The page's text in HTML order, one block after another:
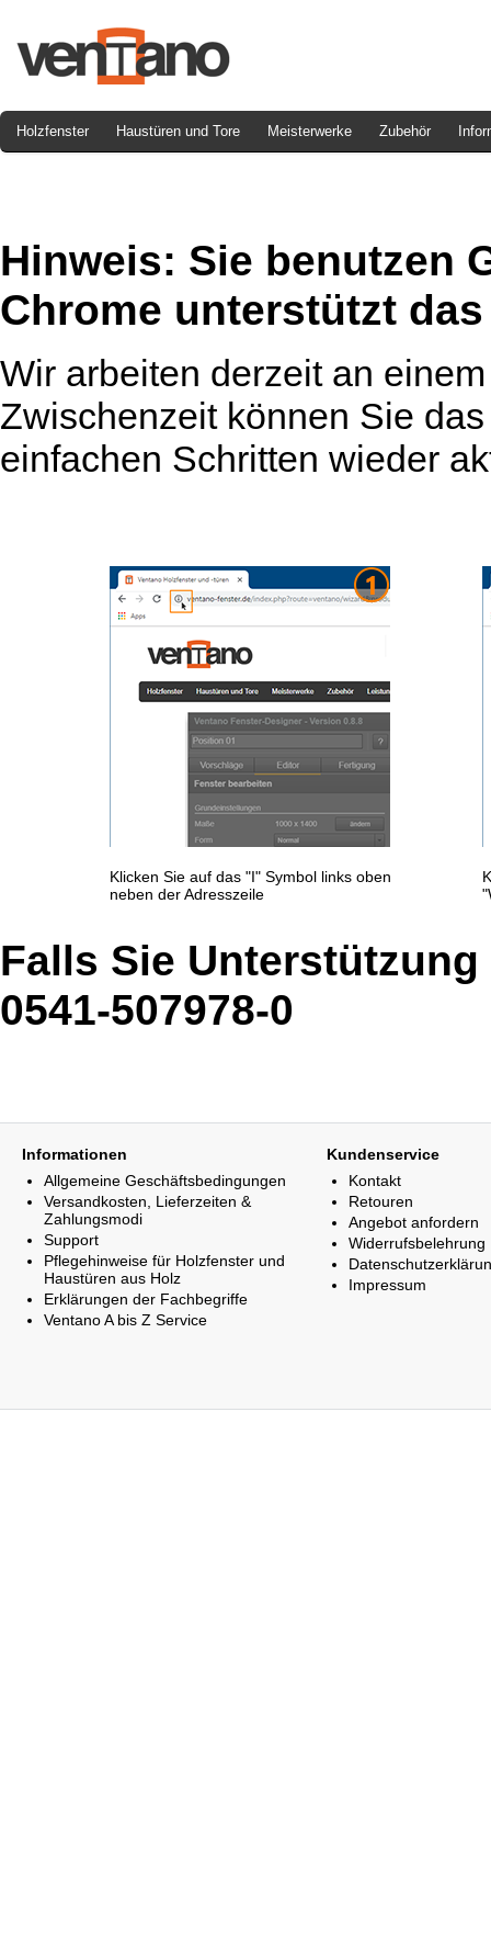
Holzfenster Haustüren und Tore Meisterwerke Zubehör
Hinweis: Sie benutzen
Chrome unterstützt
Wir arbeiten derzeit an
Zwischenzeit können Sie
einfachen Schritten wieder
Klicken Sie auf das "I" Symbol links oben
neben der Adresszeile
Falls Sie
0541-507978-0
Informationen
Allgemeine Geschäftsbedingungen
Versandkosten, Lieferzeiten &
Zahlungsmodi
Support
Pflegehinweise für Holzfenster und
Haustüren aus Holz
Erklärungen der Fachbegriffe
Ventano A bis Z Service
Kundenservice
Kontakt
Retouren
Angebot anfordern
Widerrufsbelehrung
Impressum